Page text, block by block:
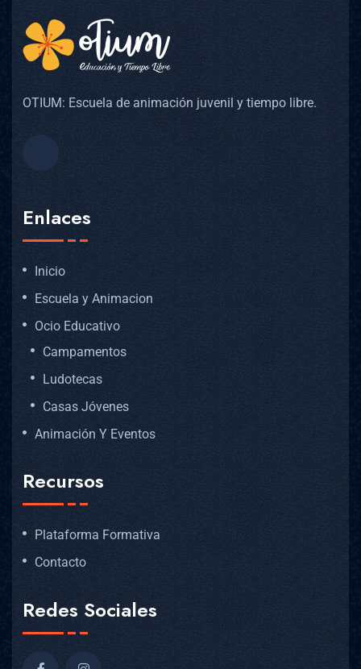
OTIUM: Escuela de animación juvenil y tiempo libre.
Enlaces
Inicio
Escuela y Animacion
Ocio Educativo
Campamentos
Ludotecas
Casas Jóvenes
Animación Y Eventos
Recursos
Plataforma Formativa
Contacto
Redes Sociales